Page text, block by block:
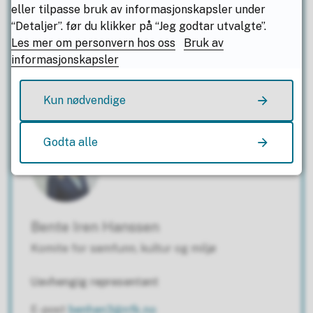
Arbeiderpartiet
E-postperjac@nfk.no
Mobil+47 90 07 87 04
Bente Iren Hanssen
Komite for samfunn, kultur og miljø
Uavhengig representant
E-post benhan3@nfk.no
eller tilpasse bruk av informasjonskapsler under
“Detaljer”. før du klikker på “Jeg godtar utvalgte”.
Les mer om personvern hos oss
Bruk av
informasjonskapsler
Kun nødvendige
Godta alle